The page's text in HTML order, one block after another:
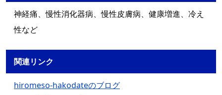
神経痛、慢性消化器病、慢性皮膚病、健康増進、冷え
性など
関連リンク
hiromeso-hakodateのブログ